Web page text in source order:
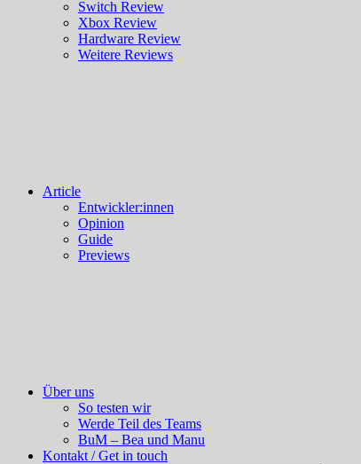
Switch Review
Xbox Review
Hardware Review
Weitere Reviews
Article
Entwickler:innen
Opinion
Guide
Previews
Über uns
So testen wir
Werde Teil des Teams
BuM – Bea und Manu
Kontakt / Get in touch